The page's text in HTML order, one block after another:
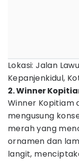
Lokasi: Jalan
Kepanjenkidul,
2. Winner
Winner Kopitiam
mengusung
merah yang
ornamen dan
langit,